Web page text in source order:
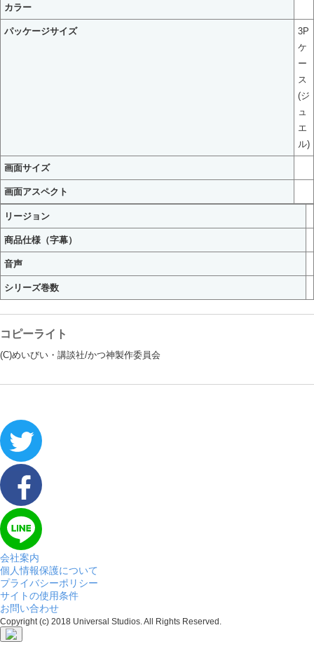
カラー
パッケージサイズ
3P
ケ
ー
ス
(ジ
ュ
エ
ル)
画面サイズ
画面アスペクト
リージョン
商品仕様（字幕）
音声
シリーズ巻数
コピーライト
(C)めいびい・講談社/かつ神製作委員会
会社案内
個人情報保護について
プライバシーポリシー
サイトの使用条件
お問い合わせ
Copyright (c) 2018 Universal Studios. All Rights Reserved.